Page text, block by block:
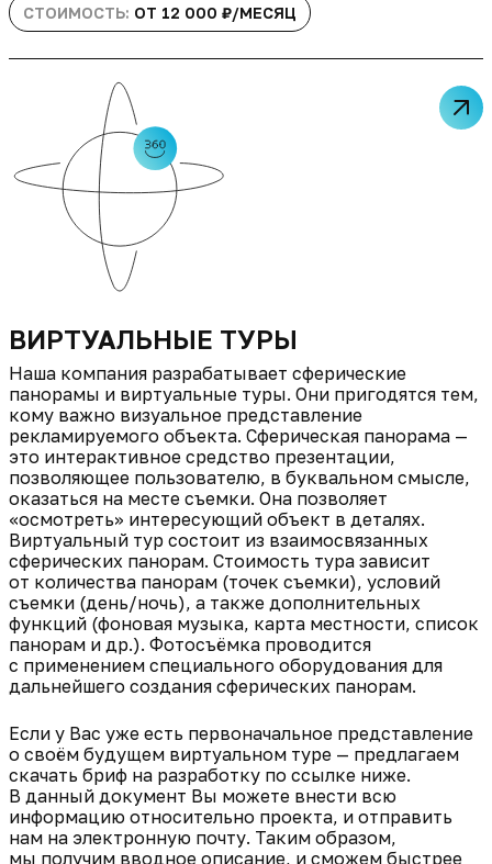
СТОИМОСТЬ: ОТ 12 000 ₽/МЕСЯЦ
ВИРТУАЛЬНЫЕ ТУРЫ
Наша компания разрабатывает сферические
панорамы и виртуальные туры. Они пригодятся тем,
кому важно визуальное представление
рекламируемого объекта. Сферическая панорама —
это интерактивное средство презентации,
позволяющее пользователю, в буквальном смысле,
оказаться на месте съемки. Она позволяет
«осмотреть» интересующий объект в деталях.
Виртуальный тур состоит из взаимосвязанных
сферических панорам. Стоимость тура зависит
от количества панорам (точек съемки), условий
съемки (день/ночь), а также дополнительных
функций (фоновая музыка, карта местности, список
панорам и др.). Фотосъёмка проводится
с применением специального оборудования для
дальнейшего создания сферических панорам.
Если у Вас уже есть первоначальное представление
о своём будущем виртуальном туре — предлагаем
скачать бриф на разработку по ссылке ниже.
В данный документ Вы можете внести всю
информацию относительно проекта, и отправить
нам на электронную почту. Таким образом,
мы получим вводное описание, и сможем быстрее